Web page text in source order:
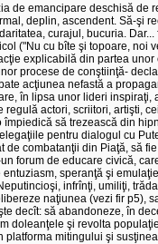
de emancipare deschisă de
deplin, ascendent. Să-şi
curajul, bucuria.
("Nu cu bîte şi topoare,
explicabilă din partea
procese de conştiinţă-
acţiunea nefastă a
în lipsa unor lideri
actori, scriitori, artişti,
să trezească din
pentru dialogul cu
combatanţii din Piaţă, să
forum de educare civică,
speranţă şi
infrînţi, umiliţi,
naţiunea (vezi fir p5),
decît: să abandoneze, în
doleanţele şi revolta
mitingului şi